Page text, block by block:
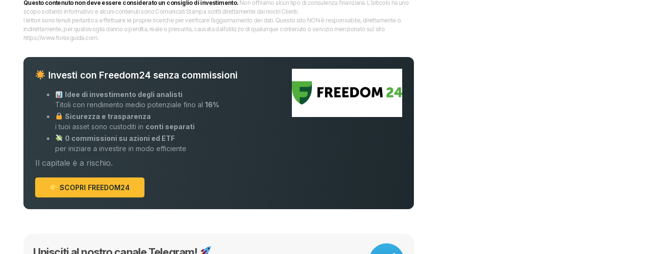
Questo contenuto non deve essere considerato un consiglio di investimento. Non offriamo alcun tipo di consulenza finanziaria. L’articolo ha uno
scopo soltanto informativo e alcuni contenuti sono Comunicati Stampa scritti direttamente dai nostri Clienti.
I lettori sono tenuti pertanto a effettuare le proprie ricerche per verificare l’aggiornamento dei dati. Questo sito NON è responsabile, direttamente o
indirettamente, per qualsivoglia danno o perdita, reale o presunta, causata dall'utilizzo di qualunque contenuto o servizio menzionato sul sito
https://www.forexguida.com.
Investi con Freedom24 senza commissioni
Idee di investimento degli analisti
Titoli con rendimento medio potenziale fino al16%
Sicurezza e trasparenza
i tuoi asset sono custoditi in conti separati
0 commissioni su azioni ed ETF
per iniziare a investire in modo efficiente
Il capitale è a rischio.
SCOPRI FREEDOM24